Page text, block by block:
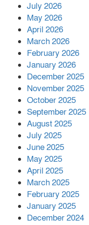
July 2026
May 2026
April 2026
March 2026
February 2026
January 2026
December 2025
November 2025
October 2025
September 2025
August 2025
July 2025
June 2025
May 2025
April 2025
March 2025
February 2025
January 2025
December 2024